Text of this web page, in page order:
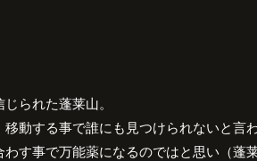
られた蓬莱山。
動する事で誰にも見つけられないと言
す事で万能薬になるのではと思い（蓬